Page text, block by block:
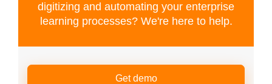
digitizing and automating your enterprise
learning processes? We're here to help.
Get demo